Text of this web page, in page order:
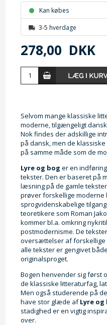
Kan købes
3-5 hverdage
278,00 DKK
Selvom mange klassiske
moderne, tilgængeligt
Nok findes der adskillige
på dansk, men de
på samme måde som de
Lyre og boger en
tekster. Den er baseret på
læsning på de gamle
prøver forskellige moderne
sprogvidenskabelige
teoretikere som Roman
kommer bl.a. omkring
postmodernisme. De
oversættelser af
alle tekster er gengivet
originalsproget.
Bogen henvender sig først
de klassiske litteraturfag,
Men også studerende på
have stor glæde afLyre og
stadighed er en vigtig
over.